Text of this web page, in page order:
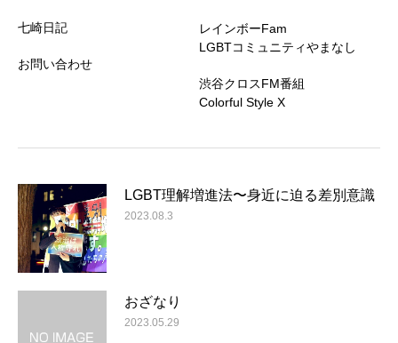
七崎日記
お問い合わせ
レインボーFam
LGBTコミュニティやまなし
渋谷クロスFM番組
Colorful Style X
LGBT理解増進法〜身近に迫る差別意識
2023.08.3
おざなり
2023.05.29